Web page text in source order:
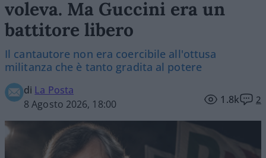
voleva. Ma Guccini era un
battitore libero
Il cantautore non era coercibile all'ottusa
militanza che è tanto gradita al potere
di La Posta
8 Agosto 2026, 18:00
1.8k 2